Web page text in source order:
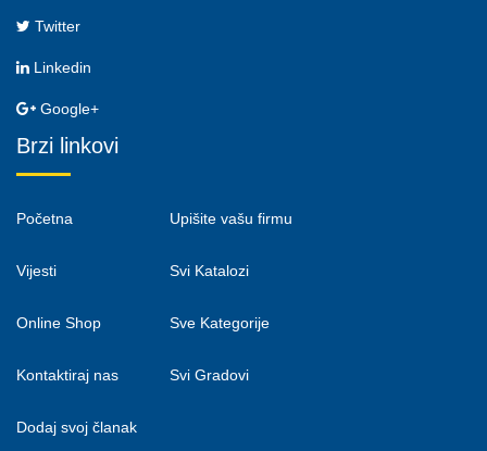
Twitter
Linkedin
Google+
Brzi linkovi
Početna
Vijesti
Online Shop
Kontaktiraj nas
Dodaj svoj članak
Upišite vašu firmu
Svi Katalozi
Sve Kategorije
Svi Gradovi